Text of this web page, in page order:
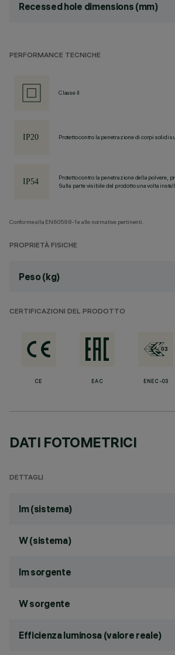
Recessed hole dimensions (mm)
PERFORMANCE TECNICHE
Classe II
Protetto contro la penetrazione di corpi solidi
Protetto contro la penetrazione della polvere,
Sulla parte visibile del prodotto una volta
Conforme alla EN60598-1 e alle normative pertinenti.
PROPRIETÀ FISICHE
Peso (kg)
CERTIFICAZIONI DEL PRODOTTO
CE EAC ENEC-03
DATI FOTOMETRICI
DETTAGLI
lm (sistema)
W (sistema)
lm sorgente
W sorgente
Efficienza luminosa (valore reale)